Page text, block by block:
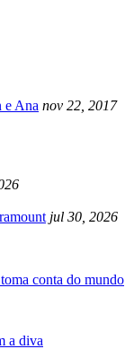
e Ana nov 22, 2017
jul 30, 2026
conta do mundo
a diva